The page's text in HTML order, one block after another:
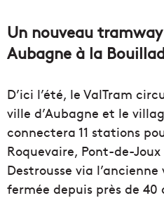
Un nouveau
Aubagne à la
D’ici l’été, le ValTram
ville d’Aubagne et le
connectera 11 stations
Roquevaire, Pont-de-
Destrousse via
fermée depuis près de 40